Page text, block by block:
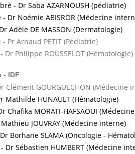
- Dr Saba AZARNOUSH (pédiatrie)
- Dr Noémie ABISROR (Médecine
Adèle DE MASSON (Dermatologie)
- Pr Arnaud PETIT (Pédiatrie)
Dr Philippe ROUSSELOT (Hématologie)
- IDF
Clément GOURGUECHON (Médecine
Mathilde HUNAULT (Hématologie)
Chafika MORATI-HAFSAOUI
JOUVRAY (Médecine interne)
Borhane SLAMA (Oncologie -
Dr Sébastien HUMBERT (Médecine